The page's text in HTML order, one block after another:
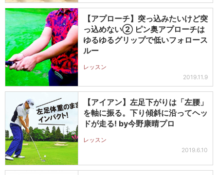
【アプローチ】突っ込みたいけど突
っ込めない② ピン奥アプローチは
ゆるゆるグリップで低いフォロース
ルー
レッスン
2019.11.9
【アイアン】左足下がりは「左腰」
を軸に振る。下り傾斜に沿ってヘッ
ドが走る! by今野康晴プロ
レッスン
2019.6.10